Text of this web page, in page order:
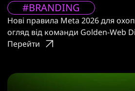
#BRANDING
Нові правила Meta 2026 для
огляд від команди Golden-Web
Перейти